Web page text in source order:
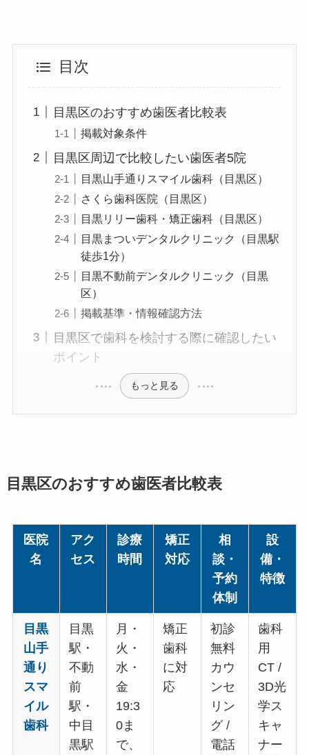
目次
目黒区のおすすめ歯医者比較表
掲載対象条件
目黒区周辺で比較したい歯医者5院
目黒山手通りスマイル歯科（目黒区）
さくら歯科医院（目黒区）
目黒リリー歯科・矯正歯科（目黒区）
目黒まついデンタルクリニック（目黒駅
徒歩1分）
目黒不動前デンタルクリニック（目黒
区）
掲載基準・情報確認方法
目黒区で歯科を検討する際に確認したい
ポイント
もっと見る
目黒区のおすすめ歯医者比較表
医院
名
アク
セス
診療
時間
矯正
対応
相
談・
予約
体制
設
備・
特徴
目黒
山手
通り
スマ
イル
歯科
目黒
駅・
不動
前
駅・
中目
黒駅
月・
火・
水・
金
19:3
0ま
で、
矯正
歯科
に対
応
初診
無料
カウ
ンセ
リン
グ /
電話
歯科
用
CT /
3D光
学ス
キャ
ナー